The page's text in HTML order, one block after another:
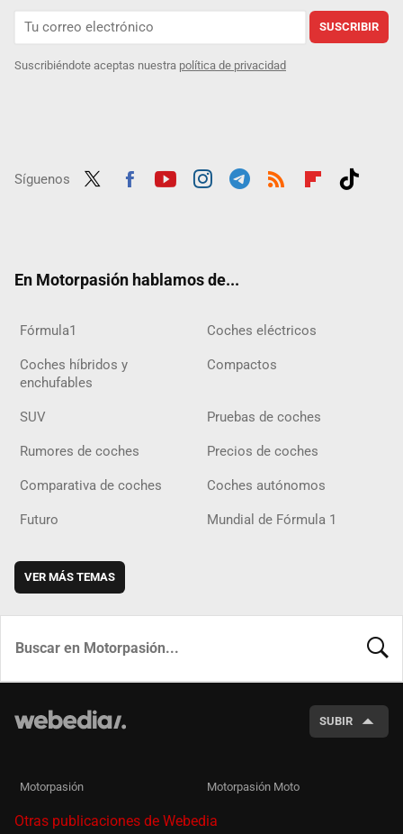
SUSCRIBIR
Suscribiéndote aceptas nuestra política de privacidad
Síguenos
En Motorpasión hablamos de...
Fórmula1 Coches eléctricos
Coches híbridos y
enchufables
Compactos
SUV Pruebas de coches
Rumores de coches Precios de coches
Comparativa de coches Coches autónomos
Futuro Mundial de Fórmula 1
VER MÁS TEMAS
SUBIR
Motorpasión Motorpasión Moto
Otras publicaciones de Webedia